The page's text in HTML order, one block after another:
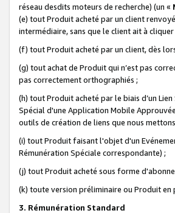
réseau desdits moteurs de recherche) (un «
(e) tout Produit acheté par un client
intermédiaire, sans que le client ait à
(f) tout Produit acheté par un client, dès
(g) tout achat de Produit qui n’est pas
pas correctement orthographiés ;
(h) tout Produit acheté par le biais d’un
Spécial d'une Application Mobile
outils de création de liens que nous
(i) tout Produit faisant l'objet d'un
Rémunération Spéciale correspondante) ;
(j) tout Produit acheté sous forme
(k) toute version préliminaire ou Produit en
3. Rémunération Standard